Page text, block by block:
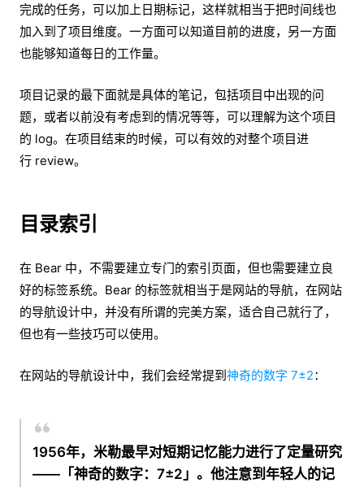
完成的任务，可以加上日期标记，这样就相当于把时间线也
加入到了项目维度。一方面可以知道目前的进度，另一方面
也能够知道每日的工作量。
项目记录的最下面就是具体的笔记，包括项目中出现的问
题，或者以前没有考虑到的情况等等，可以理解为这个项目
的 log。在项目结束的时候，可以有效的对整个项目进
行 review。
目录索引
在 Bear 中，不需要建立专门的索引页面，但也需要建立良
好的标签系统。Bear 的标签就相当于是网站的导航，在网站
的导航设计中，并没有所谓的完美方案，适合自己就行了，
但也有一些技巧可以使用。
在网站的导航设计中，我们会经常提到 神奇的数字 7±2：
1956年，米勒最早对短期记忆能力进行了定量研究
——「神奇的数字：7±2」。他注意到年轻人的记